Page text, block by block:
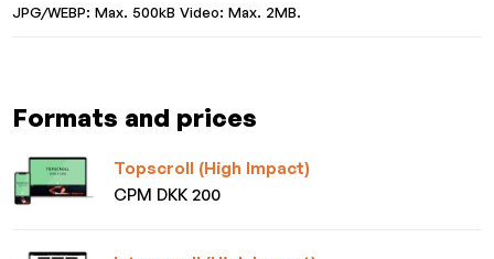
JPG/WEBP: Max. 500kB Video: Max. 2MB.
Formats and prices
Topscroll (High Impact)
CPM DKK 200